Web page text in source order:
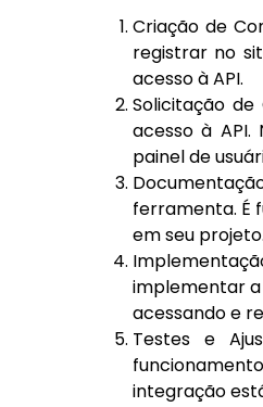
Criação de
registrar no
acesso à API.
Solicitação
acesso à
painel de
ferramenta. É
em seu projeto.
implementar a
acessando e
Testes e
integração